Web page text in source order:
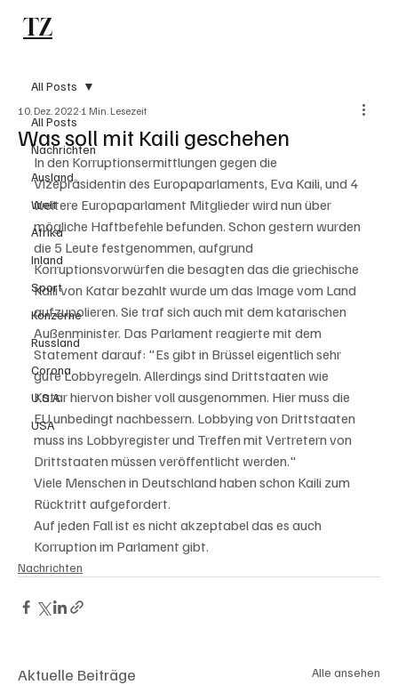
TZ
All Posts
Nachrichten
Ausland
Welt
Afrika
Inland
Sport
Konzerne
Russland
Corona
U.S.A
USA
All Posts
Was soll mit Kaili geschehen
10. Dez. 2022 1 Min. Lesezeit
In den Korruptionsermittlungen gegen die
Vizepräsidentin des Europaparlaments, Eva Kaili, und 4
weitere Europaparlament Mitglieder wird nun über
mögliche Haftbefehle befunden. Schon gestern wurden
die 5 Leute festgenommen, aufgrund
Korruptionsvorwürfen die besagten das die griechische
Kaili von Katar bezahlt wurde um das Image vom Land
aufzupolieren. Sie traf sich auch mit dem katarischen
Außenminister. Das Parlament reagierte mit dem
Statement darauf: "Es gibt in Brüssel eigentlich sehr
gute Lobbyregeln. Allerdings sind Drittstaaten wie
Katar hiervon bisher voll ausgenommen. Hier muss die
EU unbedingt nachbessern. Lobbying von Drittstaaten
muss ins Lobbyregister und Treffen mit Vertretern von
Drittstaaten müssen veröffentlicht werden."
Viele Menschen in Deutschland haben schon Kaili zum
Rücktritt aufgefordert.
Auf jeden Fall ist es nicht akzeptabel das es auch
Korruption im Parlament gibt.
Nachrichten
Aktuelle Beiträge Alle ansehen